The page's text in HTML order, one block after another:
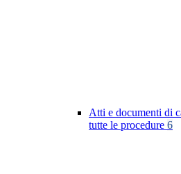
Atti e documenti di
tutte le procedure 6